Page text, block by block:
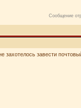
Сообщение
завести